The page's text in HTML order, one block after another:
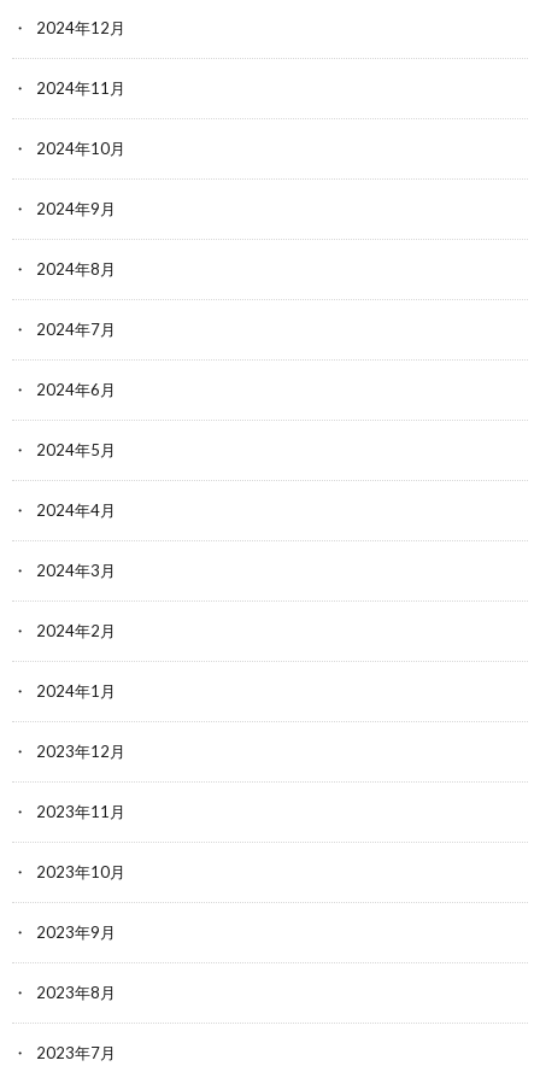
2024年12月
2024年11月
2024年10月
2024年9月
2024年8月
2024年7月
2024年6月
2024年5月
2024年4月
2024年3月
2024年2月
2024年1月
2023年12月
2023年11月
2023年10月
2023年9月
2023年8月
2023年7月